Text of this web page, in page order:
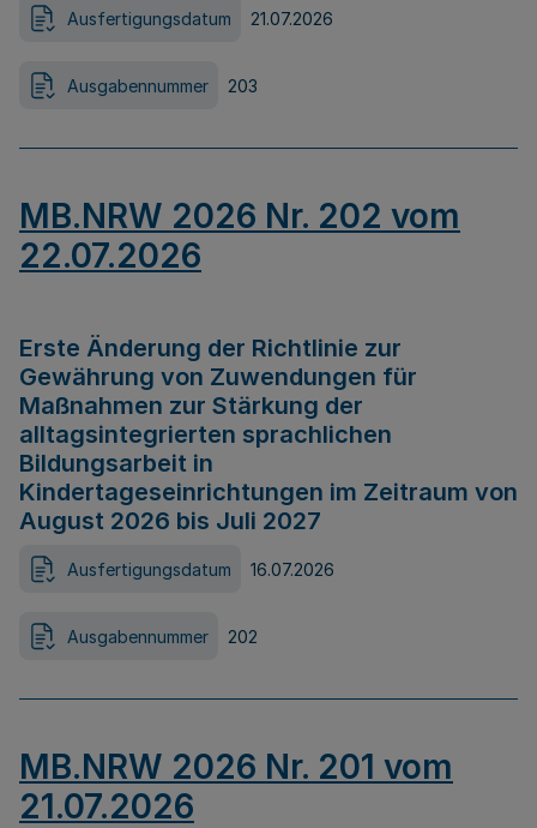
Ausfertigungsdatum 21.07.2026
Ausgabennummer 203
MB.NRW 2026 Nr. 202 vom
22.07.2026
Erste Änderung der Richtlinie zur
Gewährung von Zuwendungen für
Maßnahmen zur Stärkung der
alltagsintegrierten sprachlichen
Bildungsarbeit in
Kindertageseinrichtungen im Zeitraum von
August 2026 bis Juli 2027
Ausfertigungsdatum 16.07.2026
Ausgabennummer 202
MB.NRW 2026 Nr. 201 vom
21.07.2026